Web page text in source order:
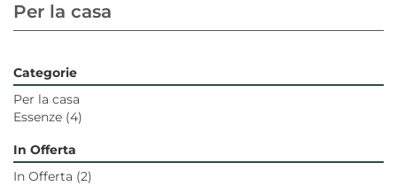
Per la casa
Categorie
Per la casa
Essenze (4)
In Offerta
In Offerta (2)